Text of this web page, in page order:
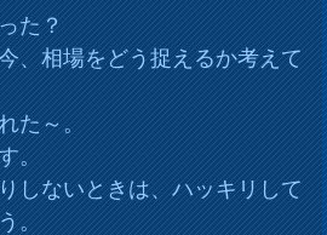
た？
、相場をどう捉えるか考えて
た～。
。
しないときは、ハッキリして
。